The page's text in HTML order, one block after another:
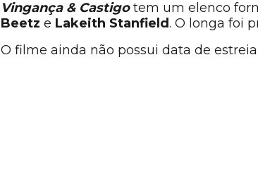
Vingança & Castigotem um elenco
Beetz e Lakeith Stanfield. O longa foi
O filme ainda não possui data de estreia.